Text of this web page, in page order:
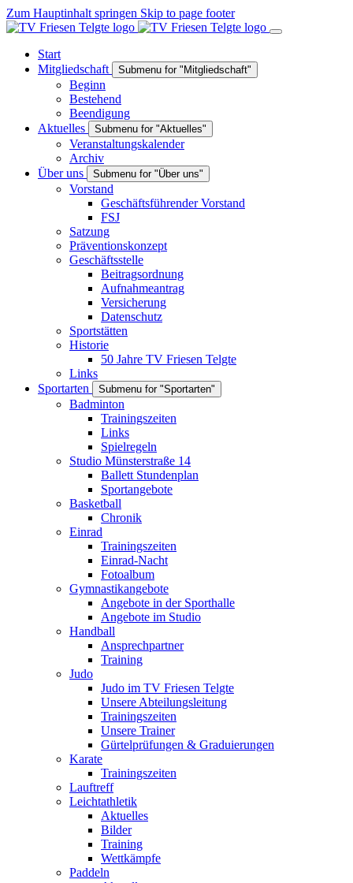
Zum Hauptinhalt springen Skip to page footer
Start
Mitgliedschaft
Submenu for "Mitgliedschaft"
Beginn
Bestehend
Beendigung
Aktuelles
Submenu for "Aktuelles"
Veranstaltungskalender
Archiv
Über uns
Submenu for "Über uns"
Vorstand
Geschäftsführender Vorstand
FSJ
Satzung
Präventionskonzept
Geschäftsstelle
Beitragsordnung
Aufnahmeantrag
Versicherung
Datenschutz
Sportstätten
Historie
50 Jahre TV Friesen Telgte
Links
Sportarten
Submenu for "Sportarten"
Badminton
Trainingszeiten
Links
Spielregeln
Studio Münsterstraße 14
Ballett Stundenplan
Sportangebote
Basketball
Chronik
Einrad
Trainingszeiten
Einrad-Nacht
Fotoalbum
Gymnastikangebote
Angebote in der Sporthalle
Angebote im Studio
Handball
Ansprechpartner
Training
Judo
Judo im TV Friesen Telgte
Unsere Abteilungsleitung
Trainingszeiten
Unsere Trainer
Gürtelprüfungen & Graduierungen
Karate
Trainingszeiten
Lauftreff
Leichtathletik
Aktuelles
Bilder
Training
Wettkämpfe
Paddeln